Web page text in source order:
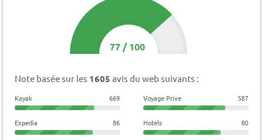
77/100
Note basée sur les 1605 avis du web suivants :
Kayak 669 Voyage Prive 587
Expedia 86 Hotels 80